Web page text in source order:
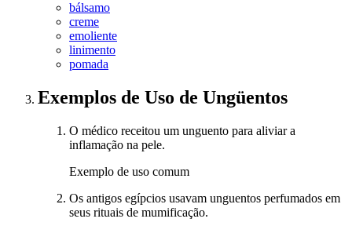
bálsamo
creme
emoliente
linimento
pomada
Exemplos de Uso de Ungüentos
O médico receitou um unguento para aliviar a
inflamação na pele.
Exemplo de uso comum
Os antigos egípcios usavam unguentos perfumados em
seus rituais de mumificação.